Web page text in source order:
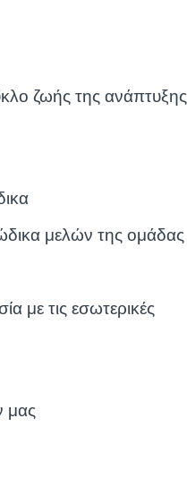
ζωής της ανάπτυξης
μελών της ομάδας
με τις εσωτερικές
μας